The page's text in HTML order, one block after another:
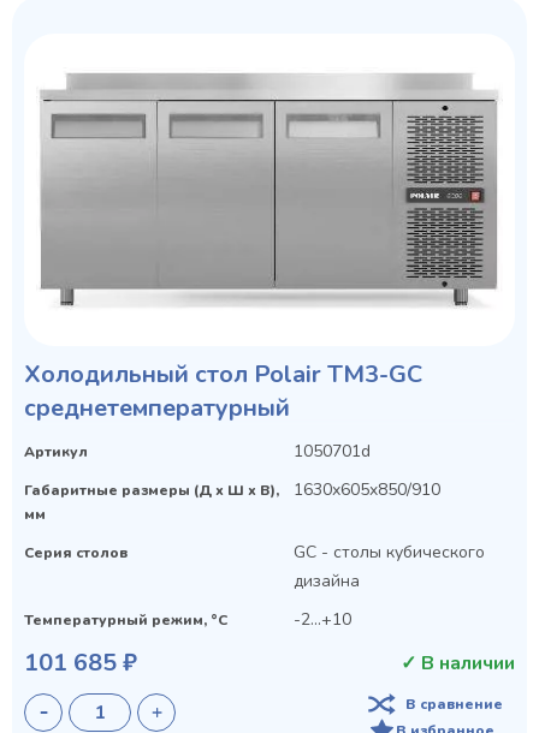
Холодильный стол Polair TM3-GС
среднетемпературный
Артикул 1050701d
Габаритные размеры (Д х Ш х В),
мм
1630x605x850/910
Серия столов
GC - столы кубического
дизайна
Температурный режим, °C -2...+10
101 685 ₽ ✓ В наличии
В сравнение